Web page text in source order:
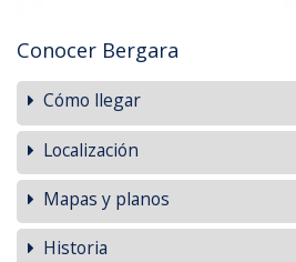
Conocer Bergara
Cómo llegar
Localización
Mapas y planos
Historia